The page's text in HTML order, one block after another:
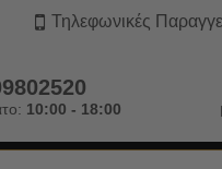
Τηλεφωνικές
10:00 - 18:00